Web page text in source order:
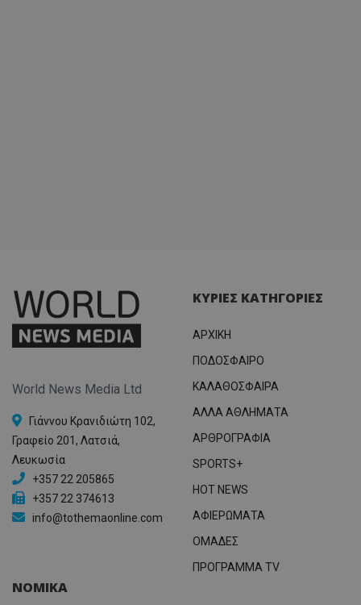
World News Media Ltd
Γιάννου Κρανιδιώτη 102,
Γραφείο 201, Λατσιά,
Λευκωσία
+357 22 205865
+357 22 374613
info@tothemaonline.com
ΚΥΡΙΕΣ ΚΑΤΗΓΟΡΙΕΣ
ΑΡΧΙΚΗ
ΠΟΔΟΣΦΑΙΡΟ
ΚΑΛΑΘΟΣΦΑΙΡΑ
ΑΛΛΑ ΑΘΛΗΜΑΤΑ
ΑΡΘΡΟΓΡΑΦΙΑ
SPORTS+
HOT NEWS
ΑΦΙΕΡΩΜΑΤΑ
ΟΜΑΔΕΣ
ΠΡΟΓΡΑΜΜΑ TV
ΝΟΜΙΚΑ